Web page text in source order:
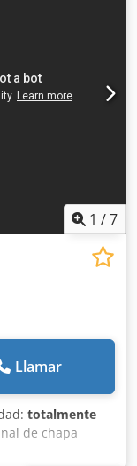
Dimensiones:
1 /7
Llamar
totalmente
de chapa
de corte: 55